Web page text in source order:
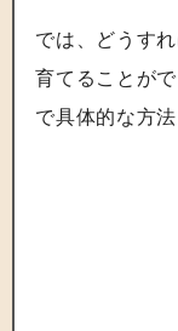
では、どうす
育てることが
で具体的な方